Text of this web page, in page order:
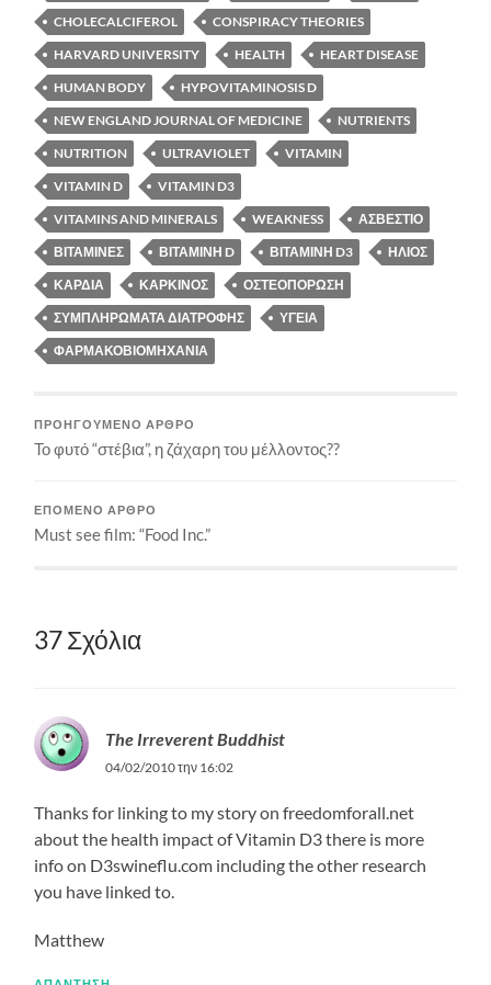
CHOLECALCIFEROL
CONSPIRACY THEORIES
HARVARD UNIVERSITY
HEALTH
HEART DISEASE
HUMAN BODY
HYPOVITAMINOSIS D
NEW ENGLAND JOURNAL OF MEDICINE
NUTRIENTS
NUTRITION
ULTRAVIOLET
VITAMIN
VITAMIN D
VITAMIN D3
VITAMINS AND MINERALS
WEAKNESS
ΑΣΒΈΣΤΙΟ
ΒΙΤΑΜΊΝΕΣ
ΒΙΤΑΜΊΝΗ D ΒΙΤΑΜΊΝΗ D3
ΉΛΙΟΣ
ΚΑΡΔΙΆ
ΚΑΡΚΊΝΟΣ
ΟΣΤΕΟΠΌΡΩΣΗ
ΣΥΜΠΛΗΡΏΜΑΤΑ ΔΙΑΤΡΟΦΉΣ
ΥΓΕΊΑ
ΦΑΡΜΑΚΟΒΙΟΜΗΧΑΝΊΑ
ΠΡΟΗΓΟΎΜΕΝΟ ΆΡΘΡΟ
Το φυτό “στέβια”, η ζάχαρη του μέλλοντος??
ΕΠΌΜΕΝΟ ΆΡΘΡΟ
Must see film: “Food Inc.”
37 Σχόλια
The Irreverent Buddhist
04/02/2010 την 16:02
Thanks for linking to my story on freedomforall.net
about the health impact of Vitamin D3 there is more
info on D3swineflu.com including the other research
you have linked to.
Matthew